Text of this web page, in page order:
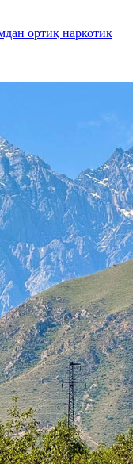
ортиқ наркотик